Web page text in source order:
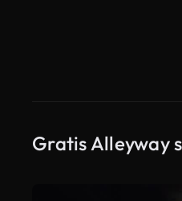
Gratis Alleyway